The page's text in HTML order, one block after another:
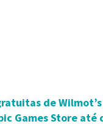
de
Games Store até